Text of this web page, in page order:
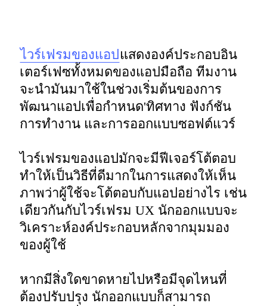
ไวร์เฟรมของแอป แสดงองค์ประกอบอิน
เตอร์เฟซทั้งหมดของแอปมือถือ ทีมงาน
จะนำมันมาใช้ในช่วงเริ่มต้นของการ
พัฒนาแอปเพื่อกำหนด'ทิศทาง ฟังก์ชัน
การทำงาน และการออกแบบซอฟต์แวร์
ไวร์เฟรมของแอปมักจะมีฟีเจอร์โต้ตอบ
ทำให้เป็นวิธีที่ดีมากในการแสดงให้เห็น
ภาพว่าผู้ใช้จะโต้ตอบกับแอปอย่างไร เช่น
เดียวกันกับไวร์เฟรม UX นักออกแบบจะ
วิเคราะห์องค์ประกอบหลักจากมุมมอง
ของผู้ใช้
หากมีสิ่งใดขาดหายไปหรือมีจุดไหนที่
ต้องปรับปรุง นักออกแบบก็สามารถ